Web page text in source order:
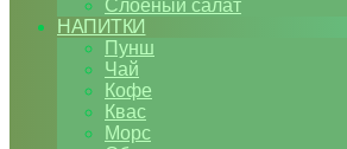
Слоеный салат
НАПИТКИ
Пунш
Чай
Кофе
Квас
Морс